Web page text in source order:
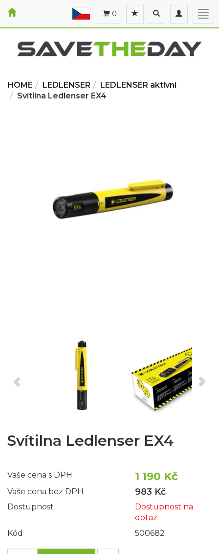
Toggle
navigation
Toggle
search
0
HOME LEDLENSER
LEDLENSER aktivní
Svítilna Ledlenser EX4
Svítilna Ledlenser EX4
Vaše cena s DPH 1 190 Kč
Vaše cena bez DPH 983 Kč
Dostupnost
Dostupnost na
dotaz
Kód
500682